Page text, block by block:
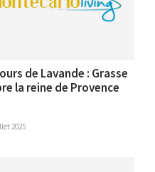
de Lavande : Grasse
la reine de Provence
2025